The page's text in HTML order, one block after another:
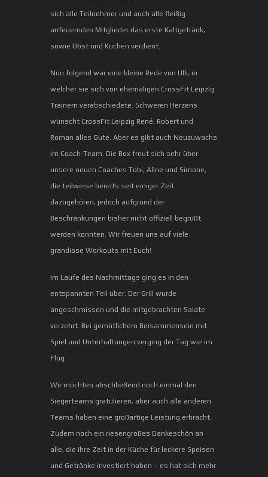
sich alle Teilnehmer und auch alle fleißig
anfeuernden Mitglieder das erste Kaltgetränk,
sowie Obst und Kuchen verdient.
Nun folgend war eine kleine Rede von Ulli, in
welcher sie sich von ehemaligen CrossFit Leipzig
Trainern verabschiedete. Schweren Herzens
wünscht CrossFit Leipzig René, Robert und
Roman alles Gute. Aber es gibt auch Neuzuwachs
im Coach-Team. Die Box freut sich sehr über
unsere neuen Coaches Tobi, Aline und Simone,
die teilweise bereits seit einiger Zeit
dazugehören, jedoch aufgrund der
Beschränkungen bisher nicht offiziell begrüßt
werden konnten. Wir freuen uns auf viele
grandiose Workouts mit Euch!
Im Laufe des Nachmittags ging es in den
entspannten Teil über. Der Grill wurde
angeschmissen und die mitgebrachten Salate
verzehrt. Bei gemütlichem Beisammensein mit
Spiel und Unterhaltungen verging der Tag wie im
Flug.
Wir möchten abschließend noch einmal den
Siegerteams gratulieren, aber auch alle anderen
Teams haben eine großartige Leistung erbracht.
Zudem noch ein riesengroßes Dankeschön an
alle, die Ihre Zeit in der Küche für leckere Speisen
und Getränke investiert haben – es hat sich mehr